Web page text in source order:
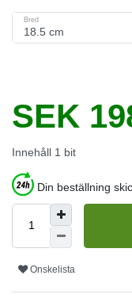
Bred
SEK
Innehåll 1 bit
Din beställning
Onskelista